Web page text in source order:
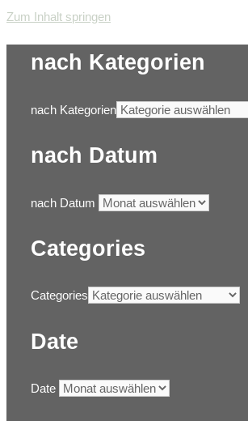
Zum Inhalt springen
nach Kategorien
nach Kategorien
nach Datum
nach Datum
Categories
Categories
Date
Date